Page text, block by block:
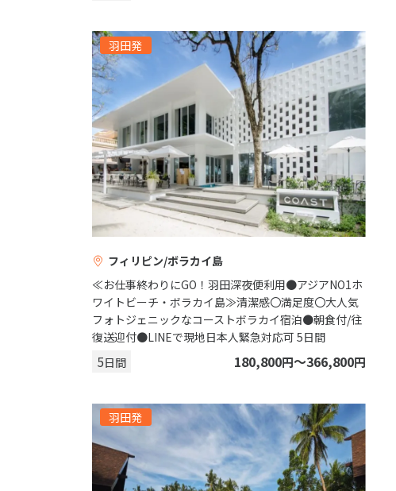
羽田発
フィリピン/ボラカイ島
≪お仕事終わりにGO！羽田深夜便利用●アジアNO1ホ
ワイトビーチ・ボラカイ島≫清潔感〇満足度〇大人気
フォトジェニックなコーストボラカイ宿泊●朝食付/往
復送迎付●LINEで現地日本人緊急対応可 5日間
5日間 180,800円〜366,800円
羽田発